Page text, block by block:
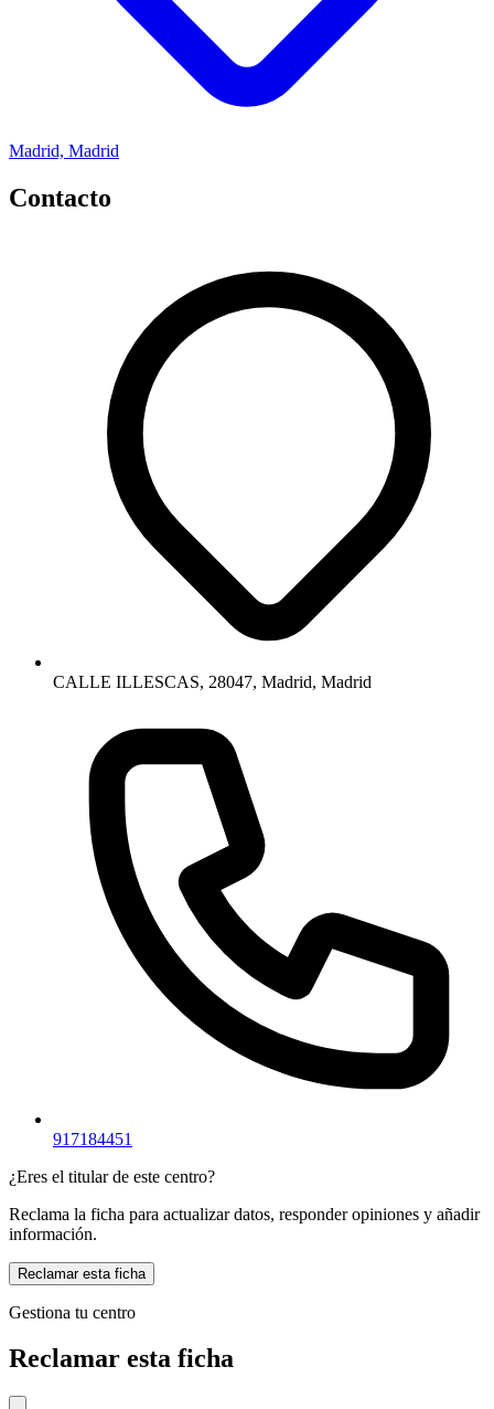
Madrid, Madrid
Contacto
CALLE ILLESCAS, 28047, Madrid, Madrid
917184451
¿Eres el titular de este centro?
Reclama la ficha para actualizar datos, responder opiniones y añadir
información.
Reclamar esta ficha
Gestiona tu centro
Reclamar esta ficha